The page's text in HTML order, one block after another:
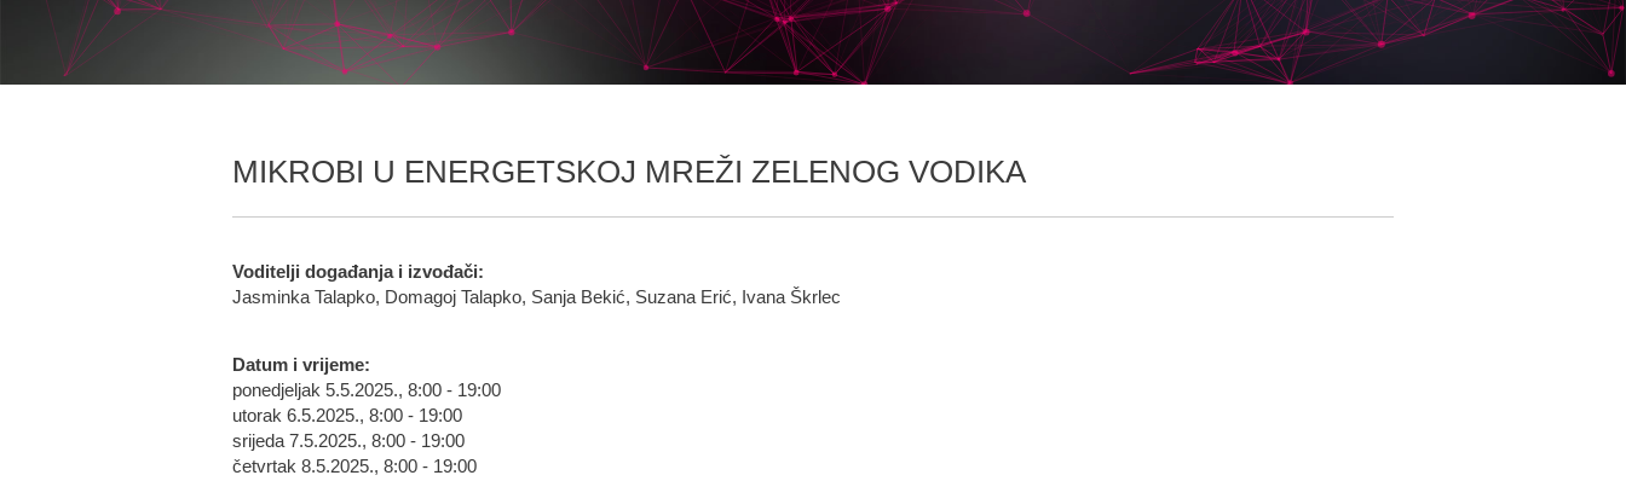
MIKROBI U ENERGETSKOJ MREŽI ZELENOG VODIKA
Voditelji događanja i izvođači:
Jasminka Talapko, Domagoj Talapko, Sanja Bekić, Suzana Erić, Ivana Škrlec
Datum i vrijeme:
ponedjeljak 5.5.2025., 8:00 - 19:00
utorak 6.5.2025., 8:00 - 19:00
srijeda 7.5.2025., 8:00 - 19:00
četvrtak 8.5.2025., 8:00 - 19:00